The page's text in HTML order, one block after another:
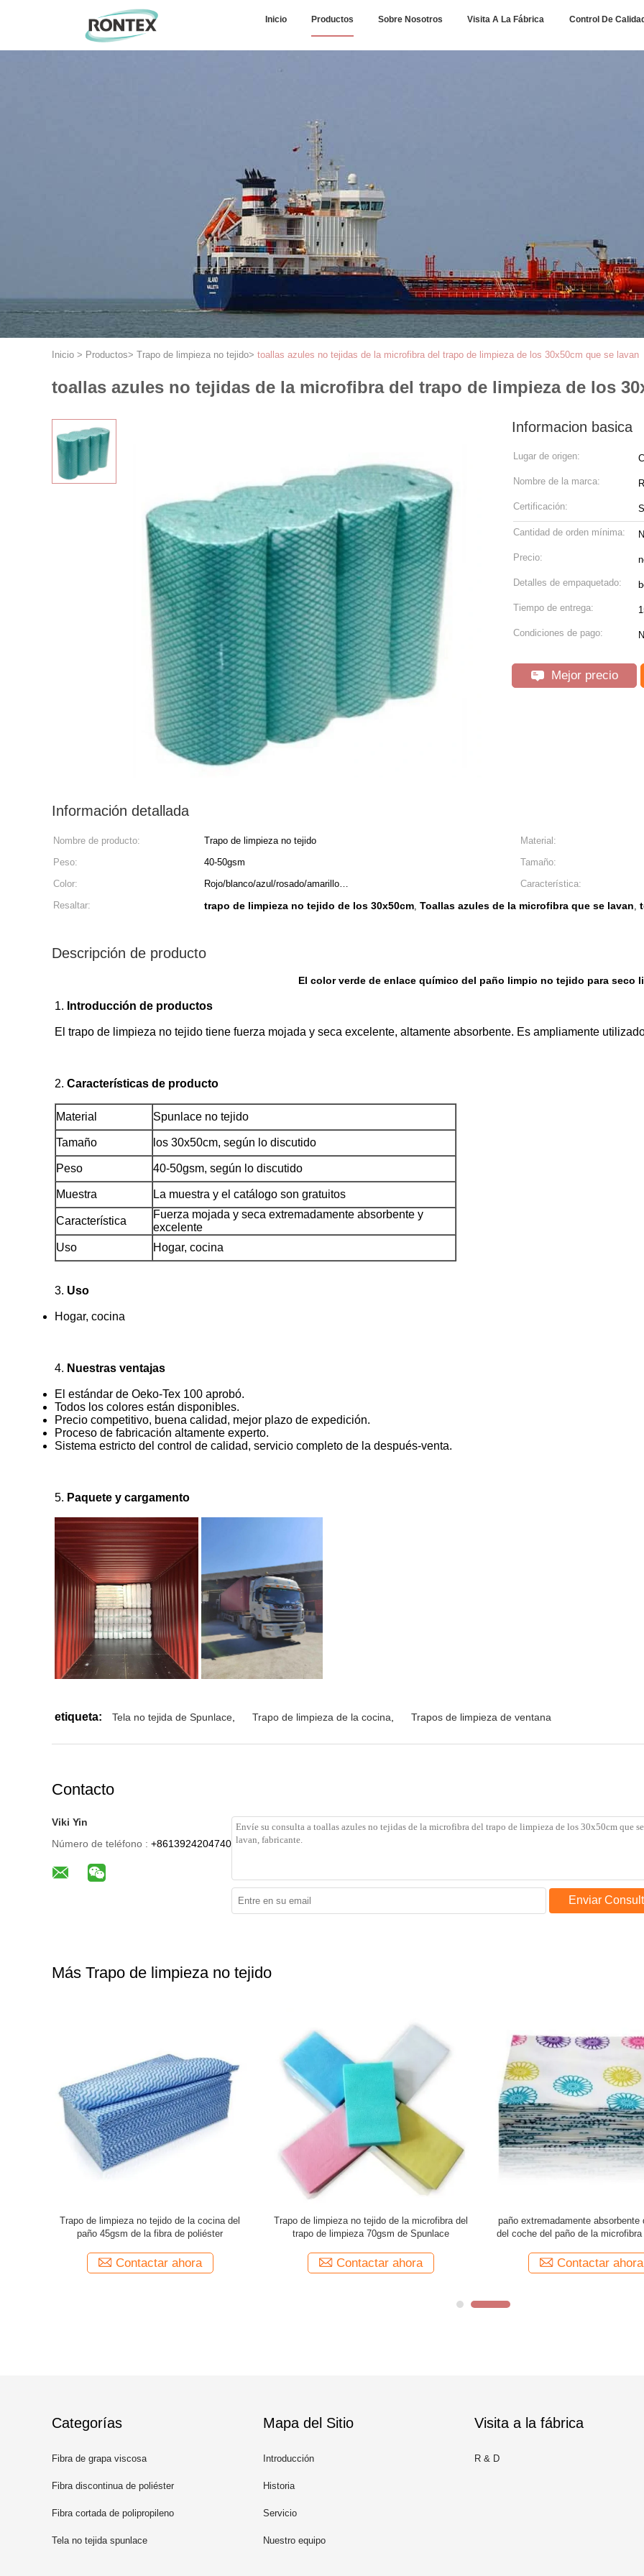
Inicio Productos Sobre Nosotros Visita A La Fábrica Control De
Inicio > Productos> Trapo de limpieza no tejido> toallas azules no tejidas de la microfibra del trapo de limpieza de los 30x50cm que se lavan
toallas azules no tejidas de la microfibra del trapo de limpieza de los
Informacion basica
Lugar de origen:
Nombre de la marca:
Certificación:
Cantidad de orden mínima:
Precio:
Detalles de empaquetado:
Tiempo de entrega:
Condiciones de pago:
Mejor precio
Información detallada
Nombre de producto: Trapo de limpieza no tejido
Material:
Peso:
40-50gsm
Tamaño:
Color:
Rojo/blanco/azul/rosado/amarillo…
Característica:
Resaltar:
trapo de limpieza no tejido de los 30x50cm, Toallas azules de la microfibra que se lavan,
Descripción de producto
El color verde de enlace químico del paño limpio no tejido para seco
1. Introducción de productos
El trapo de limpieza no tejido tiene fuerza mojada y seca excelente, altamente absorbente. Es ampliamente
2. Características de producto
Material Spunlace no tejido
Tamaño los 30x50cm, según lo discutido
Peso 40-50gsm, según lo discutido
Muestra La muestra y el catálogo son gratuitos
Característica
Fuerza mojada y seca extremadamente absorbente y
excelente
Uso
Hogar, cocina
3. Uso
Hogar, cocina
4. Nuestras ventajas
El estándar de Oeko-Tex 100 aprobó.
Todos los colores están disponibles.
Precio competitivo, buena calidad, mejor plazo de expedición.
Proceso de fabricación altamente experto.
Sistema estricto del control de calidad, servicio completo de la después-venta.
5. Paquete y cargamento
etiqueta: Tela no tejida de Spunlace Trapo de limpieza de la cocina Trapos de limpieza de ventana
Contacto
Viki Yin
Número de teléfono : +8613924204740
Enviar
Más Trapo de limpieza no tejido
Trapo de limpieza no tejido de la cocina del
paño 45gsm de la fibra de poliéster
Contactar ahora
Trapo de limpieza no tejido de la microfibra del
trapo de limpieza 70gsm de Spunlace
Contactar ahora
paño extremadamente absorbente
del coche del paño de la
Contactar ahora
Categorías
Fibra de grapa viscosa
Fibra discontinua de poliéster
reciclado
Fibra cortada de polipropileno
Tela no tejida spunlace
Mapa del Sitio
Introducción
Historia
Servicio
Nuestro equipo
Visita a la fábrica
R & D